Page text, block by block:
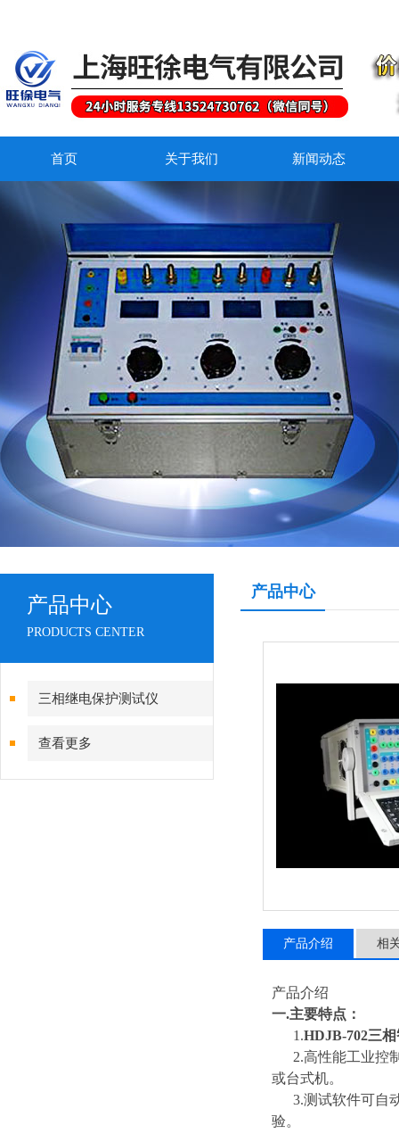
首页 关于我们 新闻动态
产品中心
PRODUCTS CENTER
三相继电保护测试仪
查看更多
产品中心
产品介绍 相
产品介绍
一.主要特点：
1.HDJB-702三
2.高性能工业控制
或台式机。
3.测试软件可自动
验。